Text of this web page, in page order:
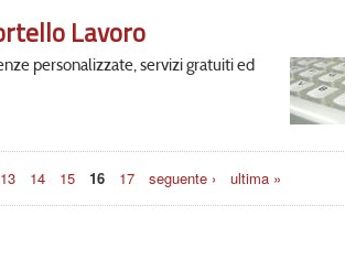
Lavoro
personalizzate, servizi gratuiti ed
13 14 15 16 17 seguente › ultima »